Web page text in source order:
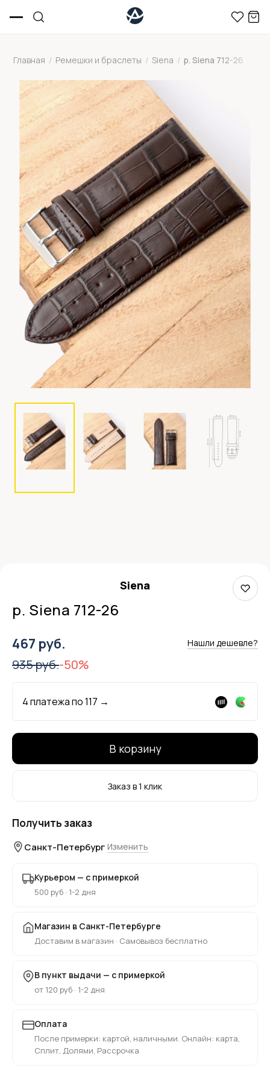
Главная / Ремешки и браслеты / Siena / р. Siena 712-26
Siena
р. Siena 712-26
467 руб. Нашли дешевле?
935 руб.-50%
4 платежа по117 →
В корзину
Заказ в 1 клик
Получить заказ
Санкт-Петербург Изменить
Курьером — с примеркой
500 руб · 1-2 дня
Магазин в Санкт-Петербурге
Доставим в магазин · Самовывоз бесплатно
В пункт выдачи — с примеркой
от 120 руб · 1-2 дня
Оплата
После примерки: картой, наличными. Онлайн: карта,
Сплит, Долями, Рассрочка